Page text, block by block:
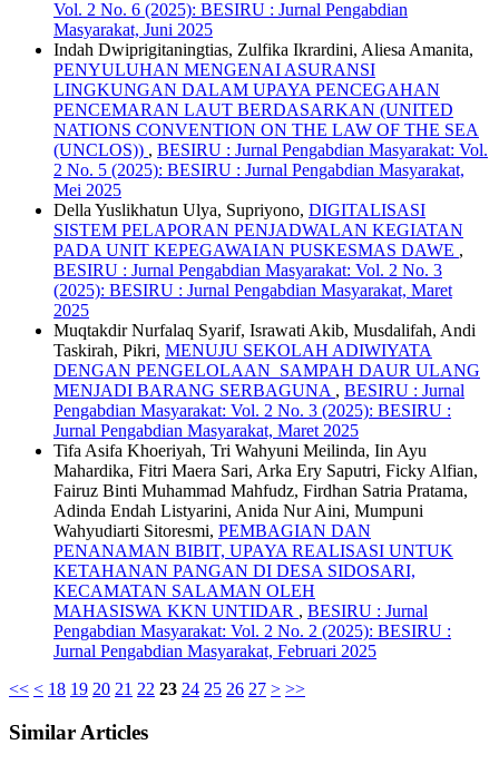
Vol. 2 No. 6 (2025): BESIRU : Jurnal Pengabdian
Masyarakat, Juni 2025
Indah Dwiprigitaningtias, Zulfika Ikrardini, Aliesa Amanita,
PENYULUHAN MENGENAI ASURANSI
LINGKUNGAN DALAM UPAYA PENCEGAHAN
PENCEMARAN LAUT BERDASARKAN (UNITED
NATIONS CONVENTION ON THE LAW OF THE SEA
(UNCLOS)) , BESIRU : Jurnal Pengabdian Masyarakat: Vol.
2 No. 5 (2025): BESIRU : Jurnal Pengabdian Masyarakat,
Mei 2025
Della Yuslikhatun Ulya, Supriyono, DIGITALISASI
SISTEM PELAPORAN PENJADWALAN KEGIATAN
PADA UNIT KEPEGAWAIAN PUSKESMAS DAWE ,
BESIRU : Jurnal Pengabdian Masyarakat: Vol. 2 No. 3
(2025): BESIRU : Jurnal Pengabdian Masyarakat, Maret
2025
Muqtakdir Nurfalaq Syarif, Israwati Akib, Musdalifah, Andi
Taskirah, Pikri, MENUJU SEKOLAH ADIWIYATA
DENGAN PENGELOLAAN SAMPAH DAUR ULANG
MENJADI BARANG SERBAGUNA , BESIRU : Jurnal
Pengabdian Masyarakat: Vol. 2 No. 3 (2025): BESIRU :
Jurnal Pengabdian Masyarakat, Maret 2025
Tifa Asifa Khoeriyah, Tri Wahyuni Meilinda, Iin Ayu
Mahardika, Fitri Maera Sari, Arka Ery Saputri, Ficky Alfian,
Fairuz Binti Muhammad Mahfudz, Firdhan Satria Pratama,
Adinda Endah Listyarini, Anida Nur Aini, Mumpuni
Wahyudiarti Sitoresmi, PEMBAGIAN DAN
PENANAMAN BIBIT, UPAYA REALISASI UNTUK
KETAHANAN PANGAN DI DESA SIDOSARI,
KECAMATAN SALAMAN OLEH
MAHASISWA KKN UNTIDAR , BESIRU : Jurnal
Pengabdian Masyarakat: Vol. 2 No. 2 (2025): BESIRU :
Jurnal Pengabdian Masyarakat, Februari 2025
<< < 18 19 20 21 22 23 24 25 26 27 > >>
Similar Articles